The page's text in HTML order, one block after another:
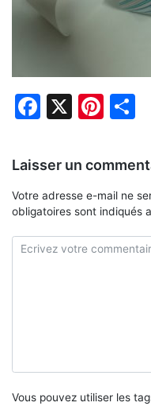
Facebook
X
Laisser un
Votre adresse e-mail ne
obligatoires sont indiqués
Vous pouvez utiliser les